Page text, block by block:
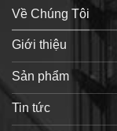
Về Chúng Tôi
Giới thiệu
Sản phẩm
Tin tức